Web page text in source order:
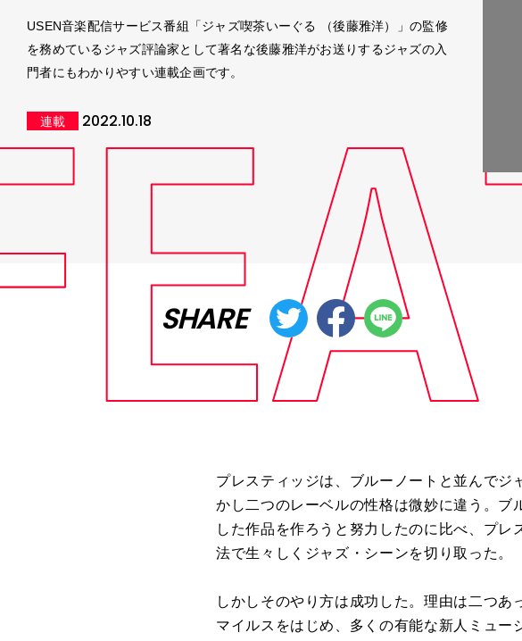
USEN音楽配信サービス番組「ジャズ喫茶いーぐる （後藤雅洋）」の監修
を務めているジャズ評論家として著名な後藤雅洋がお送りするジャズの入
門者にもわかりやすい連載企画です。
連載 2022.10.18
SHARE
プレスティッジは、ブルーノートと並んで
かし二つのレーベルの性格は微妙に違う。ブ
した作品を作ろうと努力したのに比べ、プ
法で生々しくジャズ・シーンを切り取った。
しかしそのやり方は成功した。理由は二つ
マイルスをはじめ、多くの有能な新人ミュ